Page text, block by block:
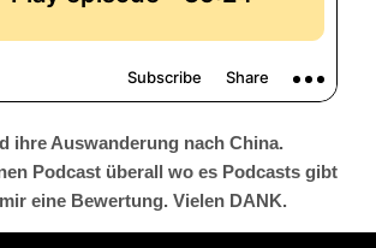
ihre Auswanderung nach China.
Podcast überall wo es Podcasts gibt
eine Bewertung. Vielen DANK.